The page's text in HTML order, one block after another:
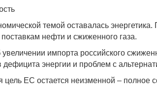
темой оставалась
нефти и сжиженного газа.
импорта российского
дефицита энергии и проблем с
цель ЕС остается неизменной – полное